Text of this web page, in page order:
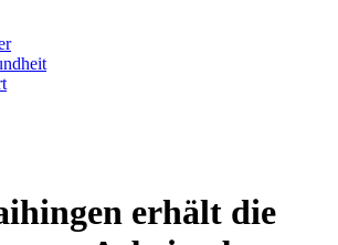
erhält die